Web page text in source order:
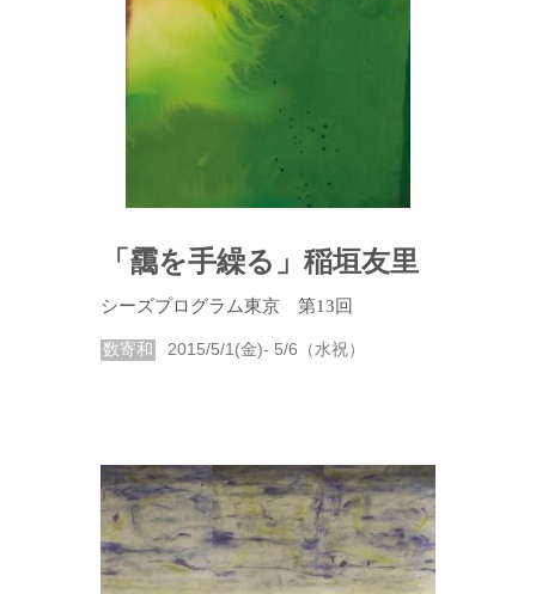
「靄を手繰る」稲垣友里
シーズプログラム東京 第13回
数寄和 2015/5/1(金)- 5/6（水祝）